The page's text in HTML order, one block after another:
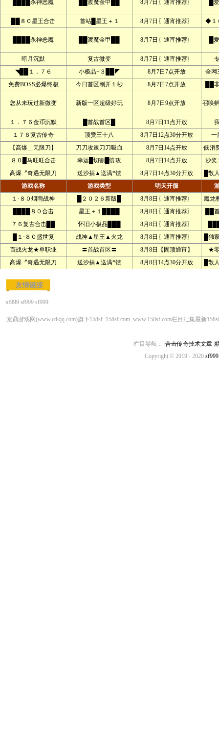
████杀神恶魔 ██渡魔金甲██ 8月7日〖通宵推荐〗 █
██８０星王合击 首站█星王＋１ 8月7日〖通宵推荐〗 ◆１
████杀神恶魔 ██渡魔金甲██ 8月7日〖通宵推荐〗 █
暗月沉默 复古微变 8月7日〖通宵推荐〗
◥██１．７６
小极品+３██◤ 8月7日7点开放
全网
免费BOSS必爆终极
今日首区刚开１秒 8月7日7点开放 ██
您从未玩过新微变 新版一区超级好玩 8月7日9点开放 召唤
１．７６金币沉默 █首战首区█ 8月7日11点开放
１７６复古传奇
顶赞三十八 8月7日12点30分开放
一
【高爆﹍无限刀】
刀刀攻速刀刀吸血 8月7日14点开放
低消
８０█马旺旺合击
幸运█切割█倍攻 8月7日14点开放
沙奖
高爆〞奇遇无限刀
送沙捐▲送满*馈 8月7日14点30分开放
█散
游戏名称
游戏类型 明天开服
１·８０烟雨战神
█２０２６新版█ 8月8日〖通宵推荐〗
魔龙
████８０合击
星王＋１████ 8月8日〖通宵推荐〗
██
７６复古合击██
怀旧小极品███ 8月8日〖通宵推荐〗
█１·８０盛世复
战神▲星王▲火龙 8月8日〖通宵推荐〗
█独
百战火龙★单职业
〓首战首区〓 8月8日【固顶通宵】
★
高爆〞奇遇无限刀
送沙捐▲送满*馈 8月8日14点30分开放 █散
友情链接
sf999 sf999 sf999
宠鼎游戏网(www.cdkjq.com)旗下158sf_158sf.com_www.158sf.com栏目汇集最新
栏目导航： | 合击传奇技术文章|
Copyright © 2019 - 2020 sf999